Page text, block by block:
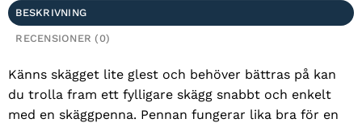
BESKRIVNING
RECENSIONER (0)
Känns skägget lite glest och behöver bättras på kan
du trolla fram ett fylligare skägg snabbt och enkelt
med en skäggpenna. Pennan fungerar lika bra för en